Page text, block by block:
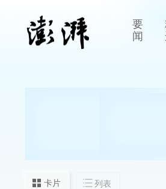
要
闻
卡片 列表